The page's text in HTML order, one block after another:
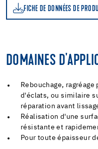
FICHE DE DONNÉES DE
LE
DOMAINES
Rebouchage,
d'éclats, ou similaire
réparation avant
Réalisation d'une
résistante et
Pour toute épaisseur